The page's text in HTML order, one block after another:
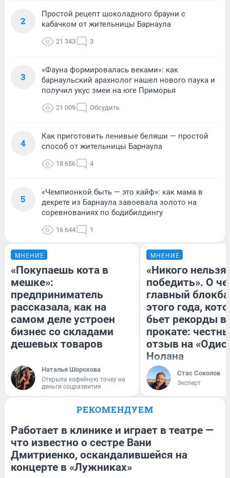
2
Простой рецепт шоколадного брауни с
кабачком от жительницы Барнаула
21 343 3
3
«Фауна формировалась веками»: как
барнаульский арахнолог нашел нового паука и
получил укус змеи на юге Приморья
21 009 Обсудить
4
Как приготовить ленивые беляши — простой
способ от жительницы Барнаула
18 656 4
5
«Чемпионкой быть — это кайф»: как мама в
декрете из Барнаула завоевала золото на
соревнованиях по бодибилдингу
16 644 1
МНЕНИЕ
«Покупаешь кота в
мешке»:
предприниматель
рассказала, как на
самом деле устроен
бизнес со складами
дешевых товаров
Наталья Шорохова
Открыла кофейную точку на
деньги соцразвития
МНЕНИЕ
«Никого нельзя
победить». О
главный
этого года,
бьет рекорды в
прокате:
отзыв на
Нолана
Стас Соколов
Эксперт
РЕКОМЕНДУЕМ
Работает в клинике и играет в театре —
что известно о сестре Вани
Дмитриенко, оскандалившейся на
концерте в «Лужниках»